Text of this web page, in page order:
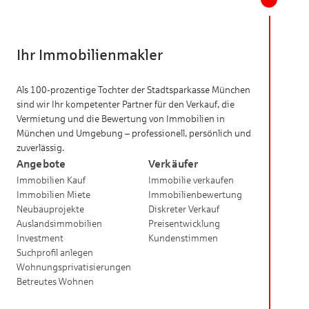
Ihr Immobilienmakler
Als 100-prozentige Tochter der Stadtsparkasse München
sind wir Ihr kompetenter Partner für den Verkauf, die
Vermietung und die Bewertung von Immobilien in
München und Umgebung – professionell, persönlich und
zuverlässig.
Angebote
Immobilien Kauf
Immobilien Miete
Neubauprojekte
Auslandsimmobilien
Investment
Suchprofil anlegen
Wohnungsprivatisierungen
Betreutes Wohnen
Verkäufer
Immobilie verkaufen
Immobilienbewertung
Diskreter Verkauf
Preisentwicklung
Kundenstimmen